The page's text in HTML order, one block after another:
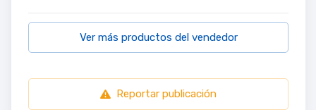
Ver más productos del vendedor
Reportar publicación